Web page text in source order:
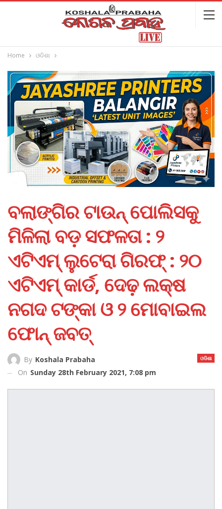
Home ଓଡିଶା
ବଲାଙ୍ଗିର ଟାଉନ୍‌ ପୋଲିସକୁ
ମିଳିଲା ବଡ଼ ସଫଳତା : ୨
ଏଟିଏମ୍‌ ଲୁଟେରା ଗିରଫ୍‌ : ୨୦
ଏଟିଏମ୍‌ କାର୍ଡ, ଦେଢ଼ ଲକ୍ଷ
ନଗଦ ଟଙ୍କା ଓ ୨ ମୋବାଇଲ
ଫୋନ୍ ଜବତ୍‌
ଓଡିଶା
By Koshala Prabaha
On Sunday 28th February 2021, 7:08 pm